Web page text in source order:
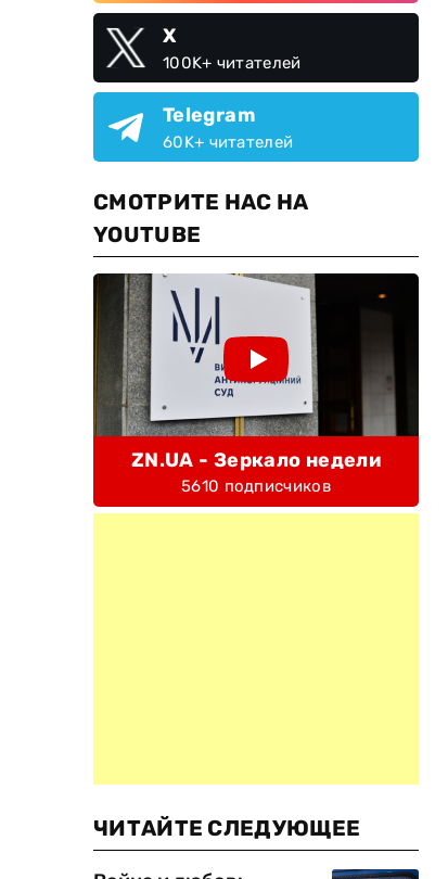
X
100K+ читателей
Telegram
60K+ читателей
СМОТРИТЕ НАС НА
YOUTUBE
ZN.UA - Зеркало недели
5610 подписчиков
ЧИТАЙТЕ СЛЕДУЮЩЕЕ